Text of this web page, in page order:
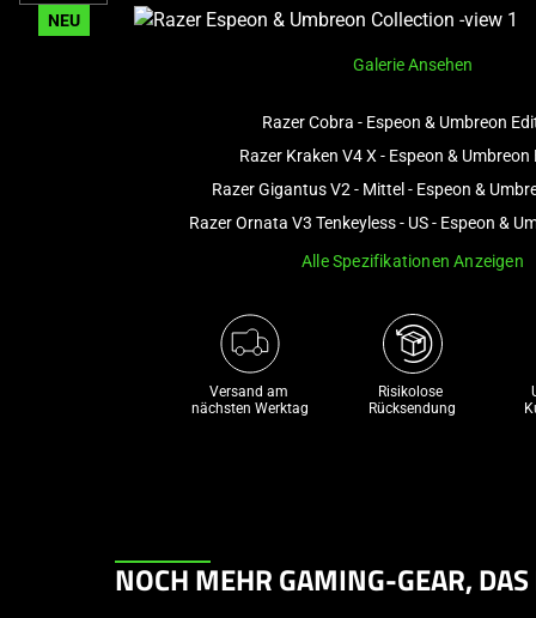
NEU
Galerie Ansehen
Razer Cobra - Espeon & Umbreon
Razer Kraken V4 X - Espeon & Umbreon
Razer Gigantus V2 - Mittel - Espeon &
Razer Ornata V3 Tenkeyless - US - Espeon &
Alle Spezifikationen Anzeigen
Versand am
nächsten Werktag
Risikolose
Rücksendung
ThisNOCH MEHR GAMING-GEAR,